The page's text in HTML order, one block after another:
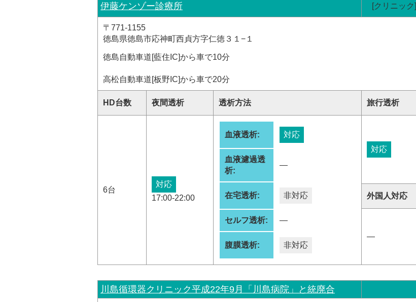
伊藤ケンゾー診療所 [クリニック]
〒771-1155
徳島県徳島市応神町西貞方字仁徳３１−１
徳島自動車道[藍住IC]から車で10分
高松自動車道[板野IC]から車で20分
HD台数 夜間透析 透析方法 旅行透析
6台
対応
17:00-22:00
血液透析: 対応
血液濾過透
析:
―
在宅透析: 非対応
セルフ透析: ―
腹膜透析: 非対応
対応
外国人対応
―
川島循環器クリニック平成22年9月「川島病院」と統廃合